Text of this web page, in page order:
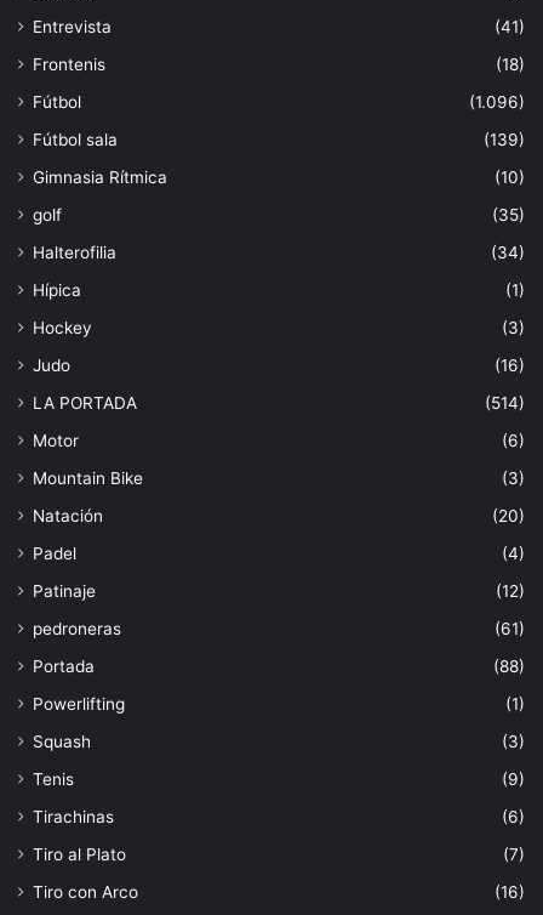
Entrevista
(41)
Frontenis
(18)
Fútbol
(1.096)
Fútbol sala
(139)
Gimnasia Rítmica
(10)
golf
(35)
Halterofilia
(34)
Hípica
(1)
Hockey
(3)
Judo
(16)
LA PORTADA
(514)
Motor
(6)
Mountain Bike
(3)
Natación
(20)
Padel
(4)
Patinaje
(12)
pedroneras
(61)
Portada
(88)
Powerlifting
(1)
Squash
(3)
Tenis
(9)
Tirachinas
(6)
Tiro al Plato
(7)
Tiro con Arco
(16)